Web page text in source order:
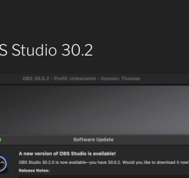
Studio 30.2